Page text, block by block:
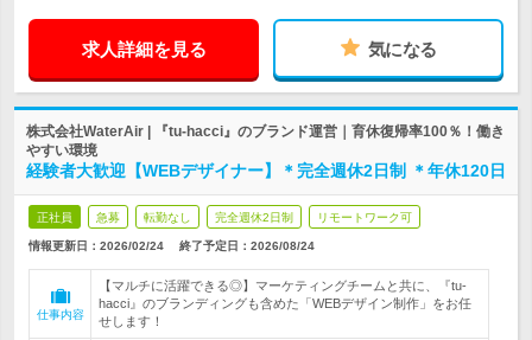
求人詳細を見る 気になる
株式会社WaterAir | 『tu-hacci』のブランド運営｜育休復帰率100％！働き
やすい環境
経験者大歓迎【WEBデザイナー】＊完全週休2日制 ＊年休120日
正社員 急募 転勤なし 完全週休2日制 リモートワーク可
情報更新日：2026/02/24 終了予定日： 2026/08/24
仕事内容
【マルチに活躍できる◎】マーケティングチームと共に、『tu-
hacci』のブランディングも含めた「WEBデザイン制作」をお任
せします！